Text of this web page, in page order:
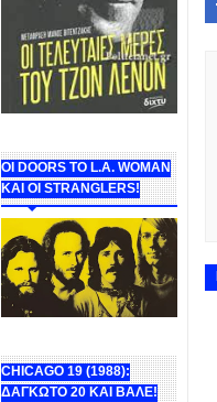
ΟΙ DOORS ΤΟ L.A. WOMAN
KAI OI STRANGLERS!
CHICAGO 19 (1988):
ΔΑΓΚΩΤΟ 20 ΚΑΙ ΒΑΛΕ!